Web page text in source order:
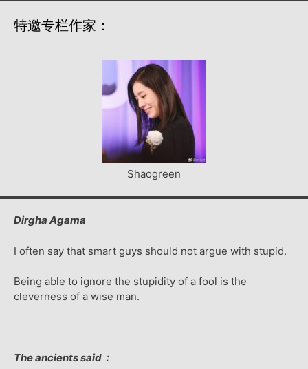
特邀专栏作家：
Shaogreen
Dirgha Agama
I often say that smart guys should not argue with stupid.
Being able to ignore the stupidity of a fool is the
cleverness of a wise man.
The ancients said：